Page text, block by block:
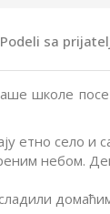
Podeli sa
школе
етно село и
небом.